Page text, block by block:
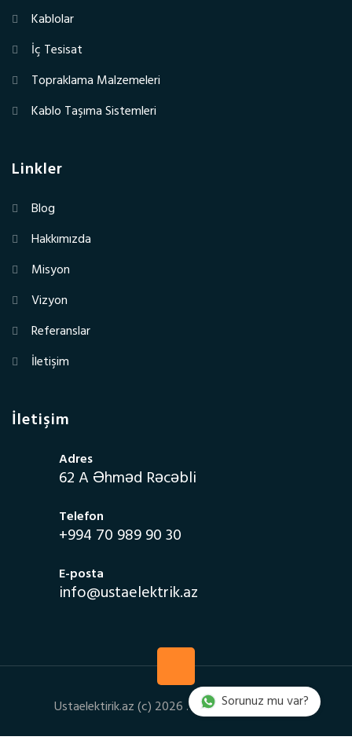
Kablolar
İç Tesisat
Topraklama Malzemeleri
Kablo Taşıma Sistemleri
Linkler
Blog
Hakkımızda
Misyon
Vizyon
Referanslar
İletişim
İletişim
Adres
62 A Əhməd Rəcəbli
Telefon
+994 70 989 90 30
E-posta
info@ustaelektrik.az
Ustaelektirik.az (c) 2026 . Bütün haklar saklıdır.
Sorunuz mu var?